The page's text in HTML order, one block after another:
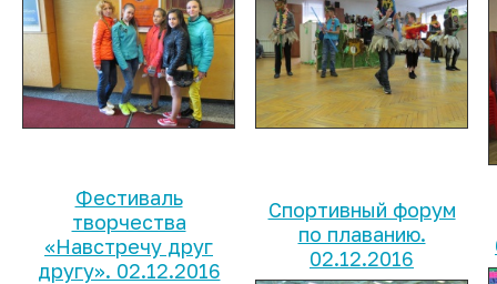
Фестиваль
творчества
«Навстречу друг
другу». 02.12.2016
Спортивный форум
по плаванию.
02.12.2016